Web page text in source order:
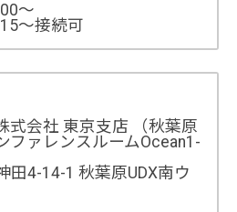
～
～接続可
式会社 東京支店 （秋葉原
ファレンスルームOcean1-
田4-14-1 秋葉原UDX南ウ